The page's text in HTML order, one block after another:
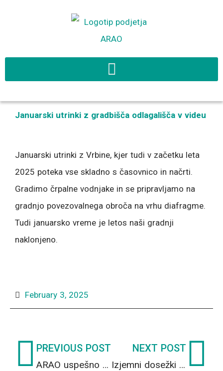
Januarski utrinki z gradbišča odlagališča v videu
Januarski utrinki z Vrbine, kjer tudi v začetku leta
2025 poteka vse skladno s časovnico in načrti.
Gradimo črpalne vodnjake in se pripravljamo na
gradnjo povezovalnega obroča na vrhu diafragme.
Tudi januarsko vreme je letos naši gradnji
naklonjeno.
February 3, 2025
Prev
PREVIOUS POST
ARAO uspešno odpeljal radioaktivni vir v državo izvora (Nemčijo)
NEXT POST
Izjemni dosežki ekipe ARAO, ki deluje v okviru javne službe v Centralnem skladišču radioaktivnih odpadkov